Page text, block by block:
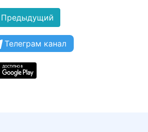
Предыдущий
Телеграм канал